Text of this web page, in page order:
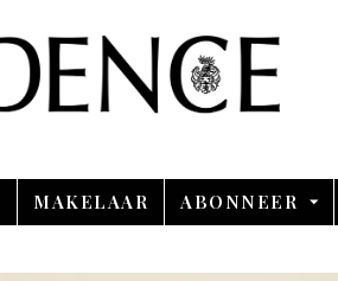
MAKELAAR ABONNEER